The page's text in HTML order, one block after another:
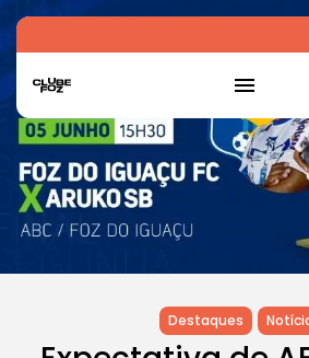
Destaques